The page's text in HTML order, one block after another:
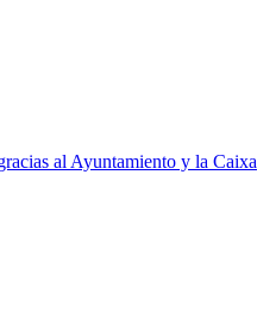
al Ayuntamiento y la Caixa